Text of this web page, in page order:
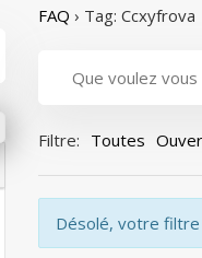
FAQ › Tag: Ccxyfrova
Filtre: Toutes
Désolé, votre